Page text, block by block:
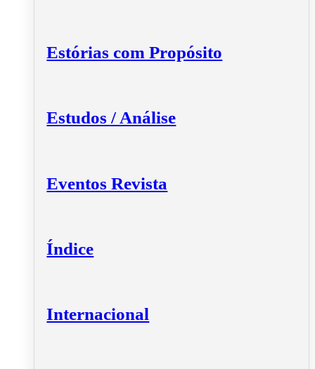
Estórias com Propósito
Estudos / Análise
Eventos Revista
Índice
Internacional